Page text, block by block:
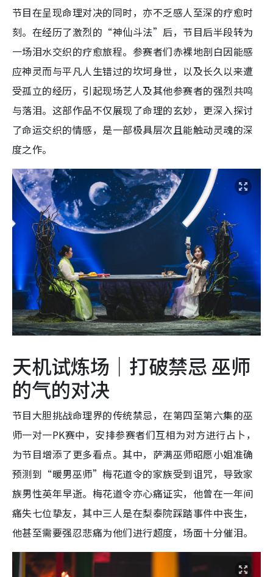
节目在呈现命理对决的同时，亦不乏感人至深的疗愈时
刻。在经历了激烈的“神仙斗法”后，节目后半段转为
一场泪水交织的疗愈旅程。参赛者们赤裸地剖白因能感
应神灵而与平凡人生错过的坎坷身世，以及长久以来遭
受孤立的经历，引起现场艺人及其他参赛者的强烈共鸣
与落泪。这部作品不仅展现了命理的玄妙，更深入探讨
了命运交织的情感，是一部极具层次且能触动灵魂的深
度之作。
天机试炼场｜打破禁忌 巫师
的气的对决
节目大胆挑战命理界的传统禁忌，在第四至第六集的巫
师一对一PK赛中，安排参赛者们互相为对方进行占卜，
为节目增添了更多看点。其中，萨满巫师昭愿小姐准确
预测到“暖男巫师”梅花道令的家族受到诅咒，导致家
族男性英年早逝。梅花道令亦心痛证实，他曾在一年间
痛失七位挚友，其中三人是在梨泰院踩踏事件中丧生，
他甚至需要强忍悲痛为他们进行超度，场面十分催泪。